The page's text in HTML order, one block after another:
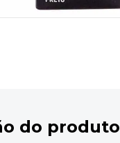
do produto